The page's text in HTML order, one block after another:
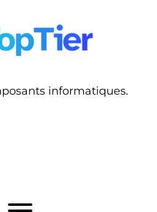
informatiques.